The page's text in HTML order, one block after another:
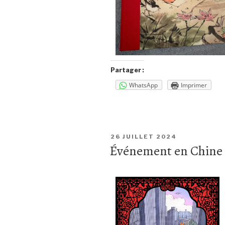
Partager :
WhatsApp Imprimer
26 JUILLET 2024
Événement en Chine